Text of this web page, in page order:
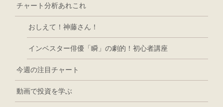
チャート分析あれこれ
おしえて！神藤さん！
インベスター俳優「瞬」の劇的！初心者講座
今週の注目チャート
動画で投資を学ぶ